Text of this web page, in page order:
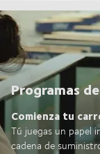
Programas
Comienza tu
Tú juegas un papel
cadena de